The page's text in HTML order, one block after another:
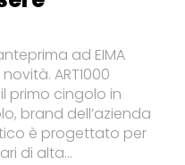
ad EIMA
ART1000
primo cingolo in
brand dell’azienda
è progettato per
di alta...